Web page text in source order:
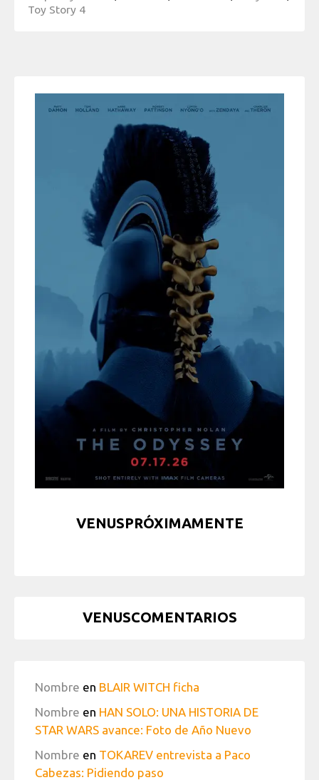
Toy Story 4
VENUSPRÓXIMAMENTE
VENUSCOMENTARIOS
Nombre en BLAIR WITCH ficha
Nombre en HAN SOLO: UNA HISTORIA DE
STAR WARS avance: Foto de Año Nuevo
Nombre en TOKAREV entrevista a Paco
Cabezas: Pidiendo paso